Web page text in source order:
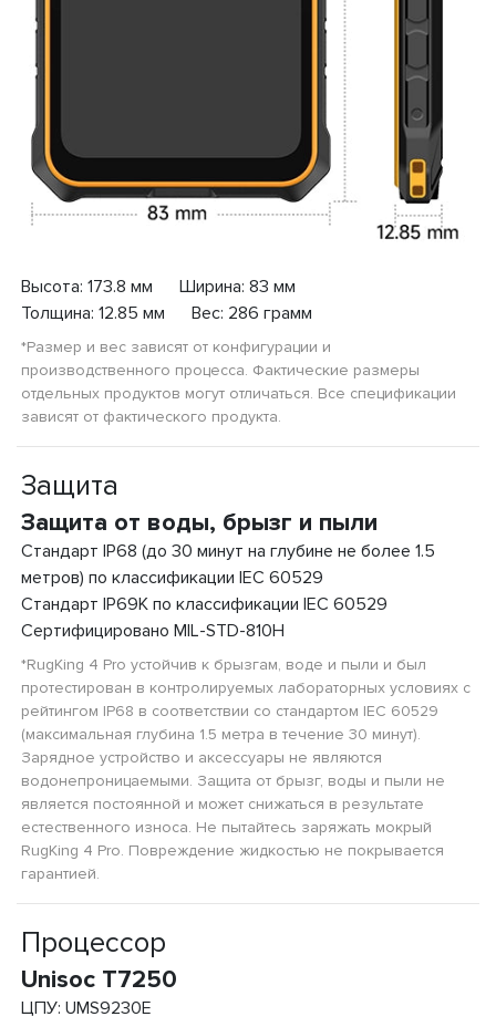
Высота: 173.8 мм Ширина: 83 мм
Толщина: 12.85 мм Вес: 286 грамм
*Размер и вес зависят от конфигурации и
производственного процесса. Фактические размеры
отдельных продуктов могут отличаться. Все спецификации
зависят от фактического продукта.
Защита
Защита от воды, брызг и пыли
Стандарт IP68 (до 30 минут на глубине не более 1.5
метров) по классификации IEC 60529
Стандарт IP69K по классификации IEC 60529
Сертифицировано MIL-STD-810H
*RugKing 4 Pro устойчив к брызгам, воде и пыли и был
протестирован в контролируемых лабораторных условиях с
рейтингом IP68 в соответствии со стандартом IEC 60529
(максимальная глубина 1.5 метра в течение 30 минут).
Зарядное устройство и аксессуары не являются
водонепроницаемыми. Защита от брызг, воды и пыли не
является постоянной и может снижаться в результате
естественного износа. Не пытайтесь заряжать мокрый
RugKing 4 Pro. Повреждение жидкостью не покрывается
гарантией.
Процессор
Unisoc T7250
ЦПУ: UMS9230E